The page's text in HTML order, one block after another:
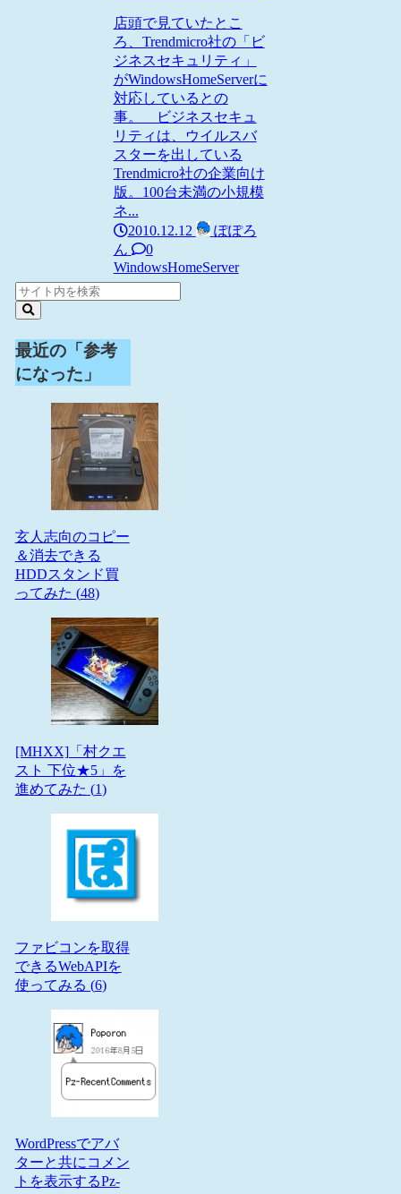
店頭で見ていたとこ
ろ、Trendmicro社の「ビ
ジネスセキュリティ」
がWindowsHomeServerに
対応しているとの
事。 ビジネスセキュ
リティは、ウイルスバ
スターを出している
Trendmicro社の企業向け
版。100台未満の小規模
ネ...
2010.12.12
ぽぽろ
ん
0
WindowsHomeServer
最近の「参考
になった」
玄人志向のコピー
＆消去できる
HDDスタンド買
ってみた (48)
[MHXX]「村クエ
スト 下位★5」を
進めてみた (1)
ファビコンを取得
できるWebAPIを
使ってみる (6)
WordPressでアバ
ターと共にコメン
トを表示するPz-